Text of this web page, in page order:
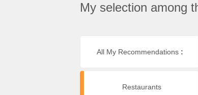
My selection among
All My Recommendations :
Restaurants